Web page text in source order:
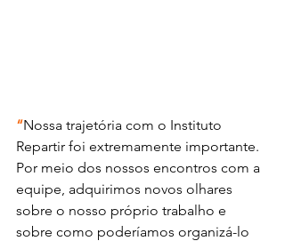
“Nossa trajetória com o Instituto
Repartir foi extremamente importante.
Por meio dos nossos encontros com a
equipe, adquirimos novos olhares
sobre o nosso próprio trabalho e
sobre como poderíamos organizá-lo